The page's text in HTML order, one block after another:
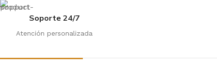
Soporte 24/7
Atención personalizada